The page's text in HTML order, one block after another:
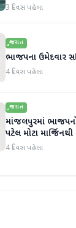
3 દિવસ પહેલા
ગુજરાત
ભાજપના ઉમેદવાર
4 દિવસ પહેલા
ગુજરાત
માંજલપુરમાં
પટેલ મોટા
4 દિવસ પહેલા